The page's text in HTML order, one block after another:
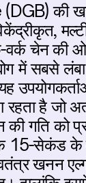
की
चेन की
में सबसे
रहता है जो
गति को
15-सेकंड के
खनन